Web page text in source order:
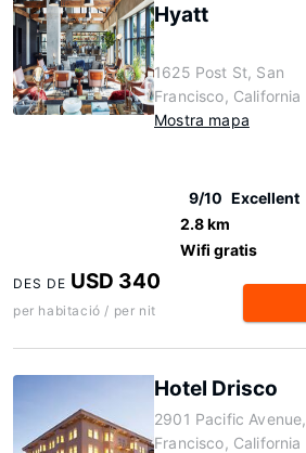
Hyatt
1625 Post St, San
Francisco, California
Mostra mapa
9/10 Excellent
2.8 km
Wifi gratis
DES DE USD 340
per habitació / per nit
Hotel Drisco
2901 Pacific
Francisco, California